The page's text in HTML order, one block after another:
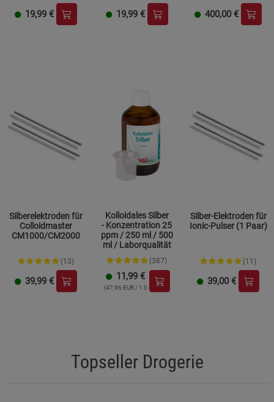
19,99 € 19,99 € 400,00 €
Silberelektroden für
Colloidmaster
CM1000/CM2000
(13)
39,99 €
Kolloidales Silber
- Konzentration 25
ppm / 250 ml / 500
ml / Laborqualität
(387)
11,99 €
(47,96 EUR / 1 l)
Silber-Elektroden für
Ionic-Pulser (1 Paar)
(11)
39,00 €
Topseller Drogerie